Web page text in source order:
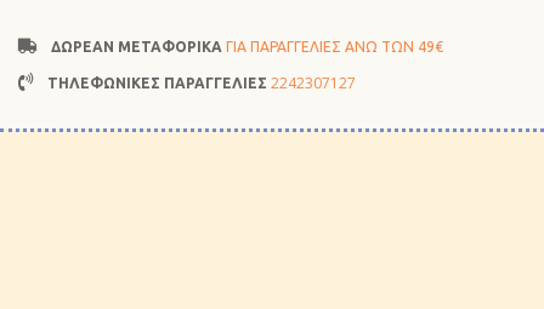
ΔΩΡΕΑΝ ΜΕΤΑΦΟΡΙΚΑ ΓΙΑ ΠΑΡΑΓΓΕΛΙΕΣ ΑΝΩ ΤΩΝ 49€
ΤΗΛΕΦΩΝΙΚΕΣ ΠΑΡΑΓΓΕΛΙΕΣ 2242307127